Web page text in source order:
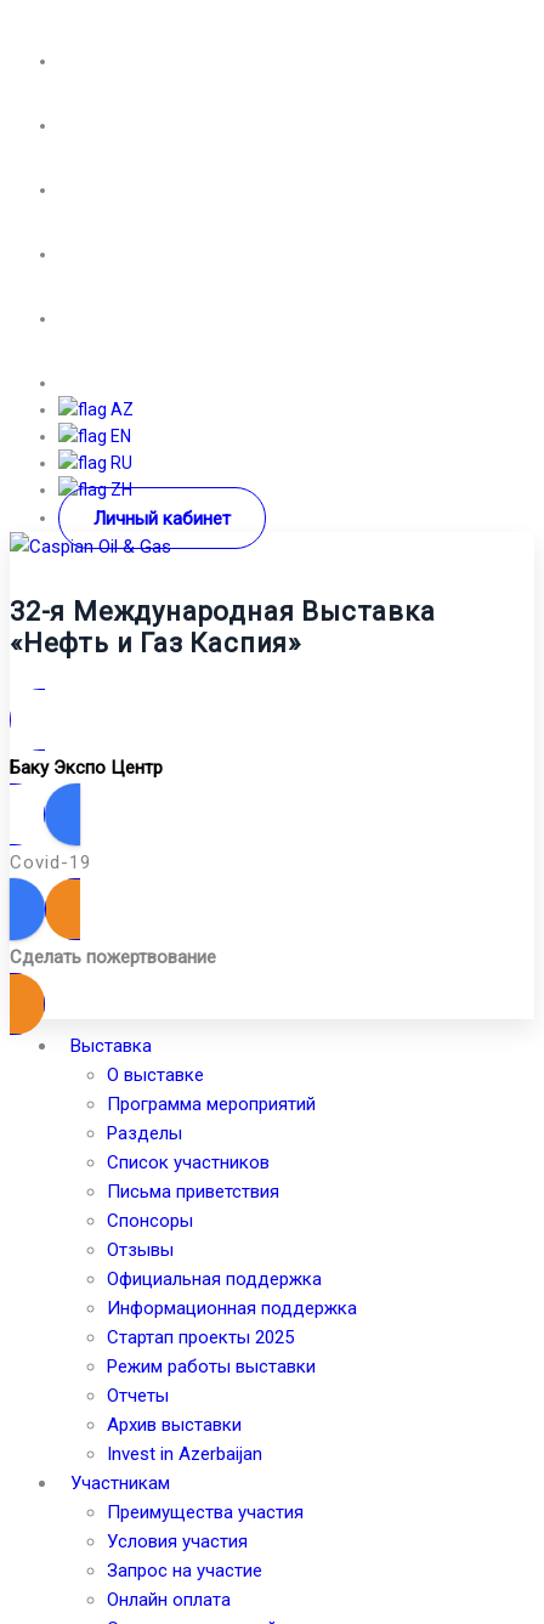
AZ
EN
RU
ZH
Личный кабинет
32-я Международная Выставка
«Нефть и Газ Каспия»
Баку Экспо Центр
Covid-19
Сделать пожертвование
Выставка
О выставке
Программа мероприятий
Разделы
Список участников
Письма приветствия
Спонсоры
Отзывы
Официальная поддержка
Информационная поддержка
Стартап проекты 2025
Режим работы выставки
Отчеты
Архив выставки
Invest in Azerbaijan
Участникам
Преимущества участия
Условия участия
Запрос на участие
Онлайн оплата